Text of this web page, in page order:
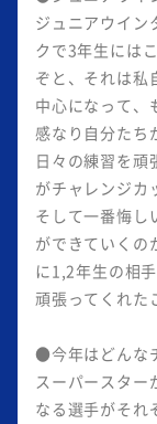
ジュニアウイン
クで3年生には
ぞと、それは私
中心になって、
感なり自分たち
日々の練習を頑
がチャレンジカ
そして一番悔し
ができていくの
に1,2年生の相
頑張ってくれた
●今年はどんな
スーパースター
なる選手がそれ